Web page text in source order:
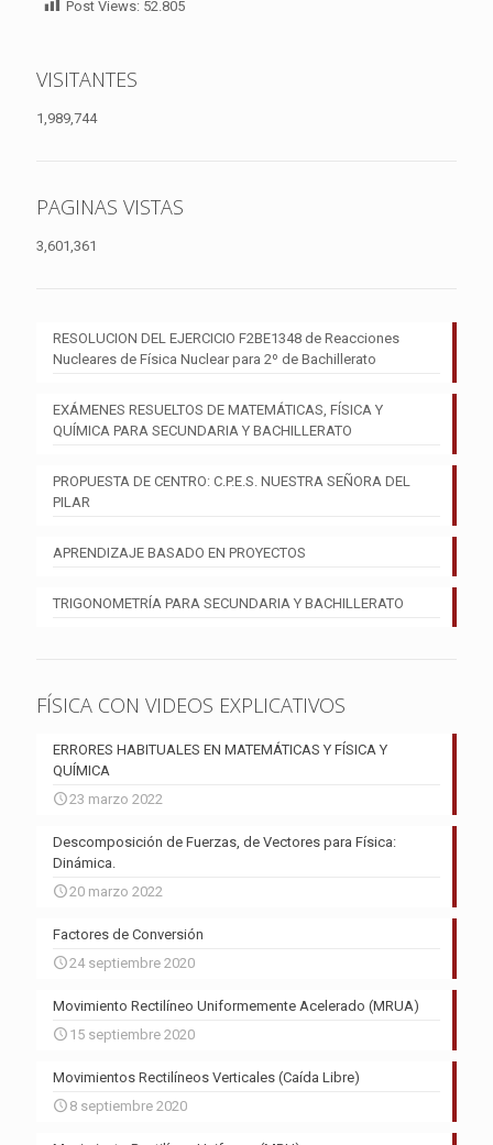
Post Views: 52.805
VISITANTES
1,989,744
PAGINAS VISTAS
3,601,361
RESOLUCION DEL EJERCICIO F2BE1348 de Reacciones
Nucleares de Física Nuclear para 2º de Bachillerato
EXÁMENES RESUELTOS DE MATEMÁTICAS, FÍSICA Y
QUÍMICA PARA SECUNDARIA Y BACHILLERATO
PROPUESTA DE CENTRO: C.P.E.S. NUESTRA SEÑORA DEL
PILAR
APRENDIZAJE BASADO EN PROYECTOS
TRIGONOMETRÍA PARA SECUNDARIA Y BACHILLERATO
FÍSICA CON VIDEOS EXPLICATIVOS
ERRORES HABITUALES EN MATEMÁTICAS Y FÍSICA Y
QUÍMICA
23 marzo 2022
Descomposición de Fuerzas, de Vectores para Física:
Dinámica.
20 marzo 2022
Factores de Conversión
24 septiembre 2020
Movimiento Rectilíneo Uniformemente Acelerado (MRUA)
15 septiembre 2020
Movimientos Rectilíneos Verticales (Caída Libre)
8 septiembre 2020